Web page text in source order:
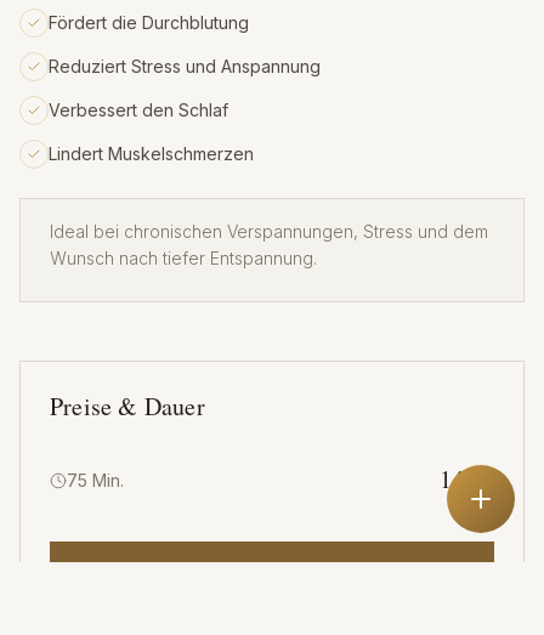
Fördert die Durchblutung
Reduziert Stress und Anspannung
Verbessert den Schlaf
Lindert Muskelschmerzen
Ideal bei chronischen Verspannungen, Stress und dem
Wunsch nach tiefer Entspannung.
Preise & Dauer
75 Min. 145 €
JETZT BUCHEN